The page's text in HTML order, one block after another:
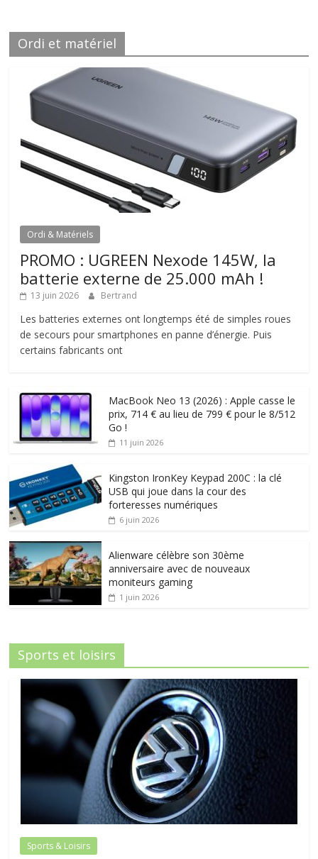
Ordi et matériel
Ordi & Matériels
PROMO : UGREEN Nexode 145W, la
batterie externe de 25.000 mAh !
13 juin 2026 Bertrand
Les batteries externes ont longtemps été de simples roues
de secours pour smartphones en panne d’énergie. Puis
certains fabricants ont
MacBook Neo 13 (2026) : Apple casse le
prix, 714 € au lieu de 799 € pour le 8/512
Go !
11 juin 2026
Kingston IronKey Keypad 200C : la clé
USB qui joue dans la cour des
forteresses numériques
6 juin 2026
Alienware célèbre son 30ème
anniversaire avec de nouveaux
moniteurs gaming
1 juin 2026
Sports et loisirs
Sports & Loisirs